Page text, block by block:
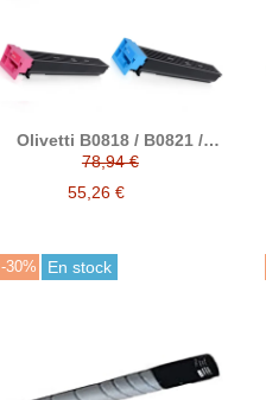
Olivetti B0818 / B0821 /
B0820 / B0819 tóner
compatible
78,94 €
55,26 €
-30% En stock